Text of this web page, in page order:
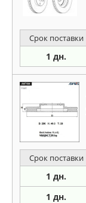
Срок поставки
1 дн.
Срок поставки
1 дн.
1 дн.